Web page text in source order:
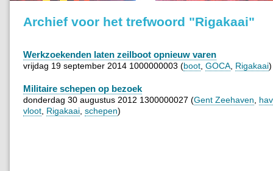
Archief voor het trefwoord "Rigakaai"
Werkzoekenden laten zeilboot opnieuw varen
vrijdag 19 september 2014 1000000003 (boot GOCA Rigakaai)
Militaire schepen op bezoek
donderdag 30 augustus 2012 1300000027 (Gent Zeehaven
vloot Rigakaai schepen)